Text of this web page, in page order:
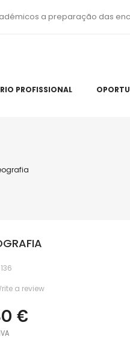
a preparação das
PROFISSIONAL
a review
€